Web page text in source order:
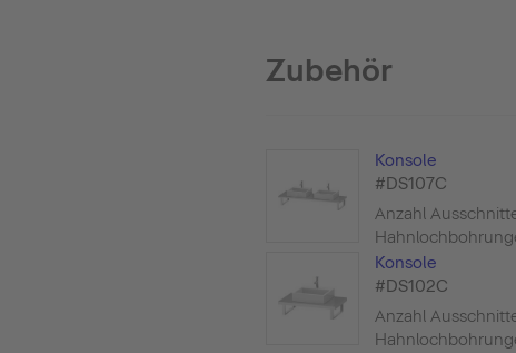
Zubehör
Konsole
#DS107C
Anzahl
Konsole
#DS102C
Anzahl